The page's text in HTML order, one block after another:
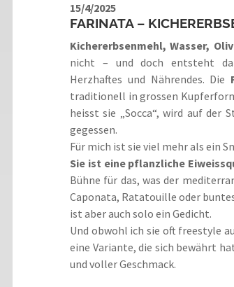
FARINATA –
15/4/2025
Kichererbsenmehl, Wasser,
nicht – und doch entsteht
Herzhaftes und Nährendes. Die
traditionell in grossen
heisst sie „Socca“, wird auf der
gegessen.
Für mich ist sie viel mehr als ein
Sie ist eine pflanzliche
Bühne für das, was der
Caponata, Ratatouille oder
ist aber auch solo ein Gedicht.
Und obwohl ich sie oft freestyle
eine Variante, die sich bewährt
und voller Geschmack.